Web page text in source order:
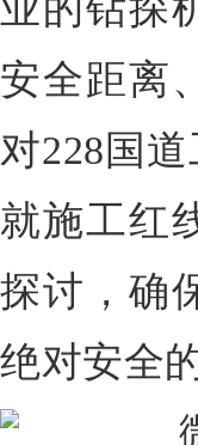
业的钻探
安全距离
对228国
就施工红
探讨，确
绝对安全